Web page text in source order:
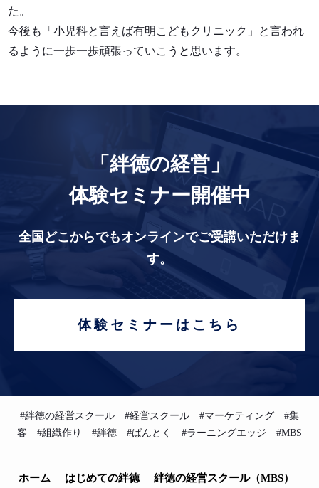
た 。
今後も「小児科と言えば有明こどもクリニック」と言われ
るように一歩一歩頑張っていこうと思います。
「絆徳の経営」
体験セミナー開催中
全国どこからでもオンラインでご受講いただけま
す。
体験セミナーはこちら
#絆徳の経営スクール #経営スクール #マーケティング #集
客 #組織作り #絆徳 #ばんとく #ラーニングエッジ #MBS
ホーム はじめての絆徳 絆徳の経営スクール（MBS）